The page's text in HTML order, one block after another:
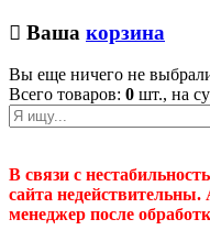
Ваша корзина
Вы еще ничего не
Всего товаров: 0 шт., на
В связи с
сайта
менеджер после